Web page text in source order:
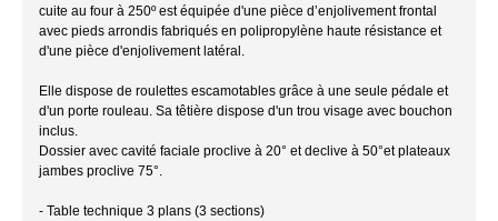
cuite au four à 250º est équipée d'une pièce d’enjolivement frontal
avec pieds arrondis fabriqués en polipropylène haute résistance et
d'une pièce d'enjolivement latéral.
Elle dispose de roulettes escamotables grâce à une seule pédale et
d'un porte rouleau. Sa têtière dispose d'un trou visage avec bouchon
inclus.
Dossier avec cavité faciale proclive à 20° et declive à 50°et plateaux
jambes proclive 75°.
- Table technique 3 plans (3 sections)